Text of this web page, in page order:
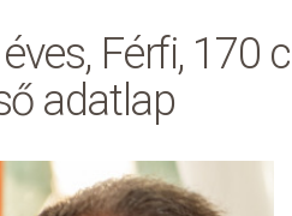
Férfi, 170
adatlap